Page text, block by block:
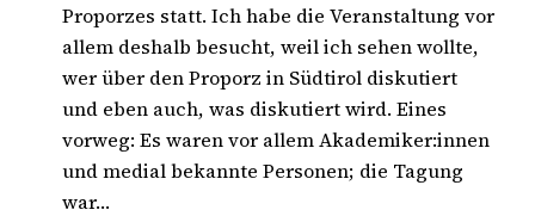
Proporzes statt. Ich habe die Veranstaltung vor
allem deshalb besucht, weil ich sehen wollte,
wer über den Proporz in Südtirol diskutiert
und eben auch, was diskutiert wird. Eines
vorweg: Es waren vor allem Akademiker:innen
und medial bekannte Personen; die Tagung
war…